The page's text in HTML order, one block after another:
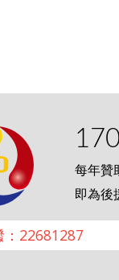
每年贊
即為後
22681287